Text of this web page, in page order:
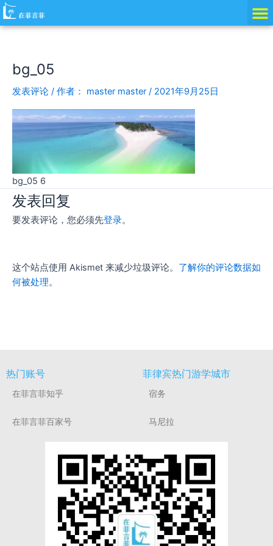
跳
至
bg_05
发表评论 / 作者： master master / 2021年9月25日
bg_05 6
发表回复
要发表评论，您必须先登录。
这个站点使用 Akismet 来减少垃圾评论。 了解你的评论数据如
何被处理。
热门账号
在菲言菲知乎
在菲言菲百家号
菲律宾热门游学城市
宿务
马尼拉